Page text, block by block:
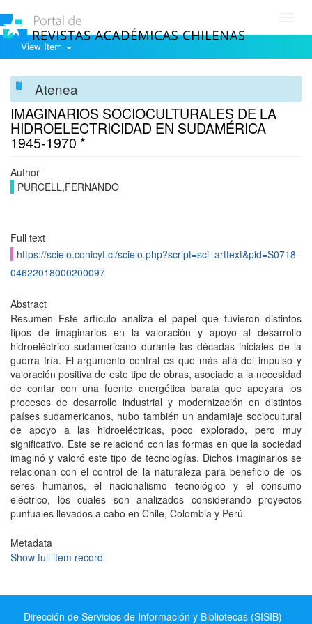
View Item
Atenea
IMAGINARIOS SOCIOCULTURALES DE LA
HIDROELECTRICIDAD EN SUDAMÉRICA
1945-1970 *
Author
PURCELL,FERNANDO
Full text
https://scielo.conicyt.cl/scielo.php?script=sci_arttext&pid=S0718-
04622018000200097
Abstract
Resumen Este artículo analiza el papel que tuvieron distintos
tipos de imaginarios en la valoración y apoyo al desarrollo
hidroeléctrico sudamericano durante las décadas iniciales de la
guerra fría. El argumento central es que más allá del impulso y
valoración positiva de este tipo de obras, asociado a la necesidad
de contar con una fuente energética barata que apoyara los
procesos de desarrollo industrial y modernización en distintos
países sudamericanos, hubo también un andamiaje sociocultural
de apoyo a las hidroeléctricas, poco explorado, pero muy
significativo. Este se relacionó con las formas en que la sociedad
imaginó y valoró este tipo de tecnologías. Dichos imaginarios se
relacionan con el control de la naturaleza para beneficio de los
seres humanos, el nacionalismo tecnológico y el consumo
eléctrico, los cuales son analizados considerando proyectos
puntuales llevados a cabo en Chile, Colombia y Perú.
Metadata
Show full item record
Dirección de Servicios de Información y Bibliotecas (SISIB) -